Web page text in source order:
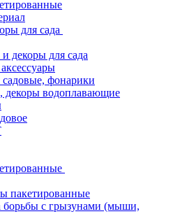
для сада
декоры для сада
фонарики
декоры водоплавающие
пакетированные
борьбы с грызунами (мыши,